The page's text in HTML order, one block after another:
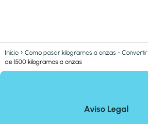
Inicio Como pasar kilogramos a onzas -
de 1500 kilogramos a onzas
Aviso Legal